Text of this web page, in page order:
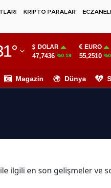
KRİPTO PARALAR
° DOLAR
47,7436 %0.18
EURO
55,2510
Magazin Dünya
ilgili en son gelişmeler ve